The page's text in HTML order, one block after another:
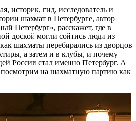
историк, гид, исследователь и
шахмат в Петербурге, автор
Петербург», расскажет, где в
доской могли сойтись люди из
шахматы перебирались из дворцов
а затем и в клубы, и почему
России стал именно Петербург. А
посмотрим на шахматную партию как